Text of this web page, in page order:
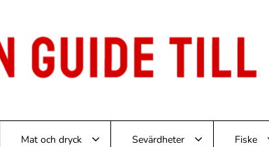
Mat och dryck Sevärdheter Fiske